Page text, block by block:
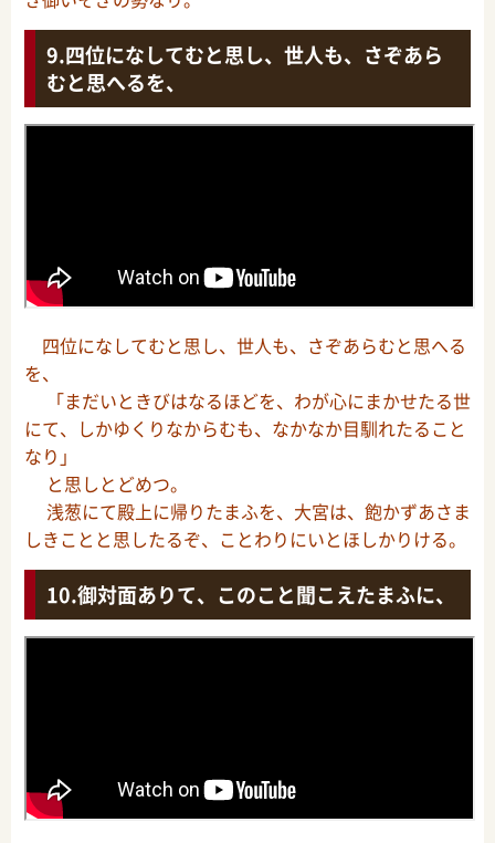
四位になしてむと思し、世人も、さぞあら
むと思へるを、
四位になしてむと思し、世人も、さぞあらむと思へる
を、
「まだいときびはなるほどを、わが心にまかせたる世
にて、しかゆくりなからむも、なかなか目馴れたること
なり」
と思しとどめつ。
浅葱にて殿上に帰りたまふを、大宮は、飽かずあさま
しきことと思したるぞ、ことわりにいとほしかりける。
御対面ありて、このこと聞こえたまふに、